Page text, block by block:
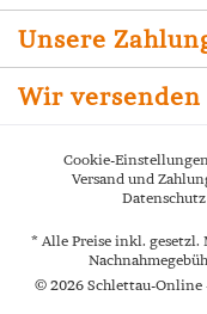
Unsere
Wir
Cookie-
Versand und
Datenschutz
* Alle Preise inkl. gesetzl.
© 2026 Schlettau-Online